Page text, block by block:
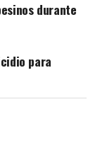
durante
para